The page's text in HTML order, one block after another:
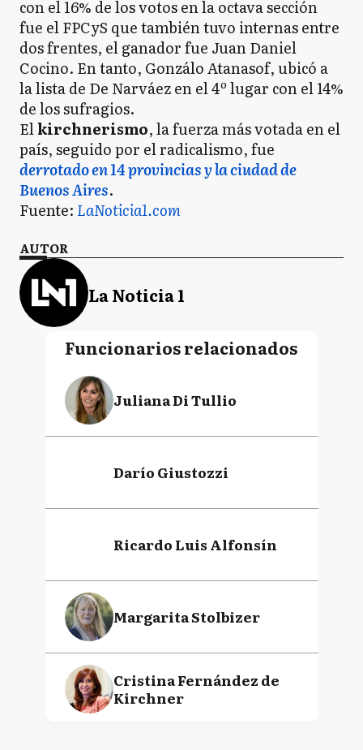
con el 16% de los votos en la octava sección
fue el FPCyS que también tuvo internas entre
dos frentes, el ganador fue Juan Daniel
Cocino. En tanto, Gonzálo Atanasof, ubicó a
la lista de De Narváez en el 4º lugar con el 14%
de los sufragios.
Elkirchnerismo, la fuerza más votada en el
país, seguido por el radicalismo, fue
derrotado en 14 provincias y la ciudad de
Buenos Aires.
Fuente: LaNoticia1.com
AUTOR
La Noticia 1
Funcionarios relacionados
Juliana Di Tullio
Darío Giustozzi
Ricardo Luis Alfonsín
Margarita Stolbizer
Cristina Fernández de
Kirchner